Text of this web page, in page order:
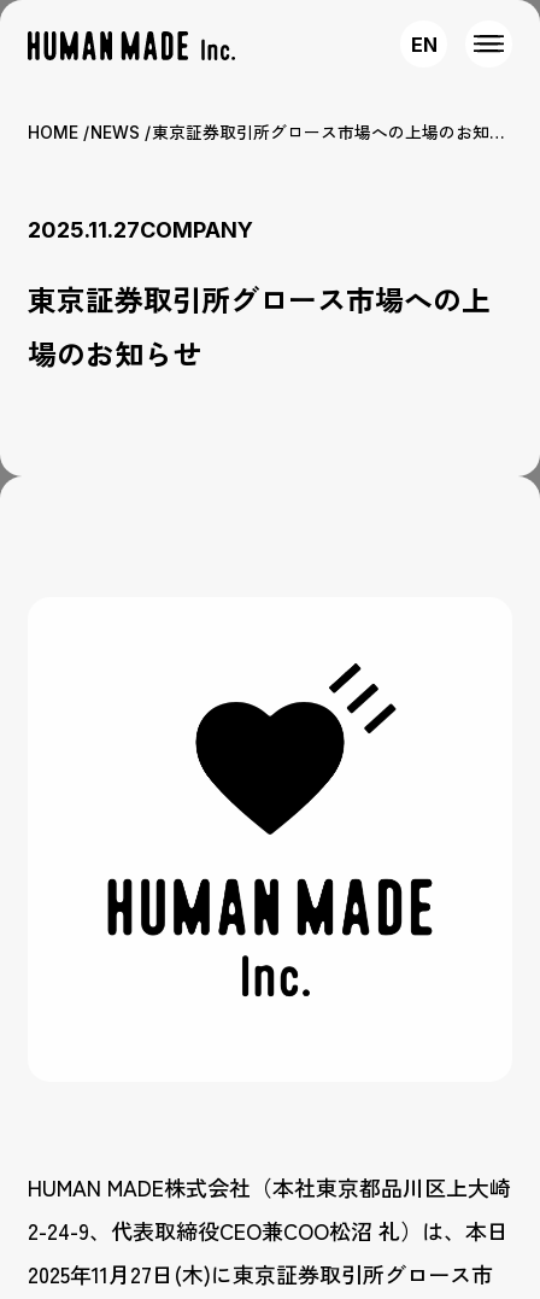
EN
HOME NEWS 東京証券取引所グロース市場への上場のお知らせ
2025.11.27COMPANY
東京証券取引所グロース市場への上
場のお知らせ
HUMAN MADE株式会社（本社東京都品川区上大崎
2-24-9、代表取締役CEO兼COO松沼 礼）は、本日
2025年11月27日(木)に東京証券取引所グロース市